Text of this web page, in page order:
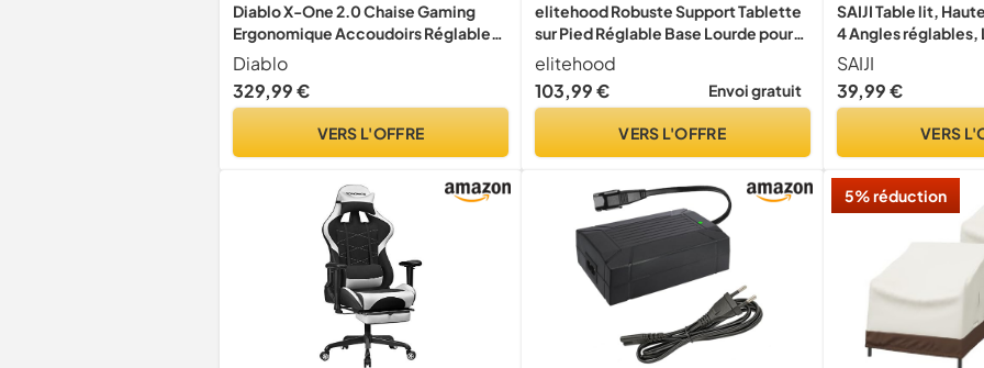
Diablo X-One 2.0 Chaise Gaming
Ergonomique Accoudoirs Réglables
Taille L
Diablo
329,99 €
VERS L'OFFRE
elitehood Robuste Support Tablette
sur Pied Réglable Base Lourde pour
Lit
elitehood
103,99 €
Envoi gratuit
VERS L'OFFRE
SAIJI Table lit,
4 Angles réglables,
pour Le canapé,
et l'écriture, pour
Portables jusqu'à 17"
SAIJI
39,99 €
VERS
5% réduction